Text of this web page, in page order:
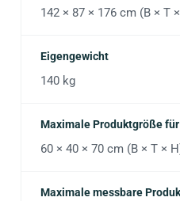
142 × 87 × 176 cm (B × T
Eigengewicht
140 kg
Maximale Produktgröße
60 × 40 × 70 cm (B × T ×
Maximale messbare